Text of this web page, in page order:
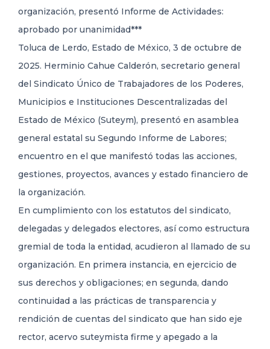
TRANSPARENCIA
organización, presentó Informe de Actividades:
aprobado por unanimidad***
Toluca de Lerdo, Estado de México, 3 de octubre de
2025. Herminio Cahue Calderón, secretario general
del Sindicato Único de Trabajadores de los Poderes,
Municipios e Instituciones Descentralizadas del
Estado de México (Suteym), presentó en asamblea
general estatal su Segundo Informe de Labores;
encuentro en el que manifestó todas las acciones,
gestiones, proyectos, avances y estado financiero de
la organización.
En cumplimiento con los estatutos del sindicato,
delegadas y delegados electores, así como estructura
gremial de toda la entidad, acudieron al llamado de su
organización. En primera instancia, en ejercicio de
sus derechos y obligaciones; en segunda, dando
continuidad a las prácticas de transparencia y
rendición de cuentas del sindicato que han sido eje
rector, acervo suteymista firme y apegado a la